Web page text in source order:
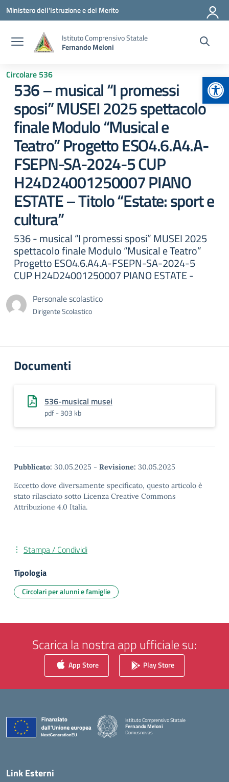
Vai ai contenuti
Vai al menu di navigazione
Vai al footer
Ministero dell'Istruzione e del Merito
Istituto Comprensivo Statale
Fernando Meloni
Circolare 536
536 – musical “I promessi
sposi” MUSEI 2025 spettacolo
finale Modulo “Musical e
Teatro” Progetto ESO4.6.A4.A-
FSEPN-SA-2024-5 CUP
H24D24001250007 PIANO
ESTATE – Titolo “Estate: sport e
cultura”
536 - musical “I promessi sposi” MUSEI 2025
spettacolo finale Modulo “Musical e Teatro”
Progetto ESO4.6.A4.A-FSEPN-SA-2024-5
CUP H24D24001250007 PIANO ESTATE -
Personale scolastico
Dirigente Scolastico
Documenti
536-musical musei
pdf - 303 kb
Pubblicato: 30.05.2025 - Revisione: 30.05.2025
Eccetto dove diversamente specificato, questo articolo è
stato rilasciato sotto Licenza Creative Commons
Attribuzione 4.0 Italia.
Stampa / Condividi
Tipologia
Circolari per alunni e famiglie
Scarica la nostra app ufficiale su:
App Store Play Store
Istituto Comprensivo Statale
Fernando Meloni
Domusnovas
Link Esterni